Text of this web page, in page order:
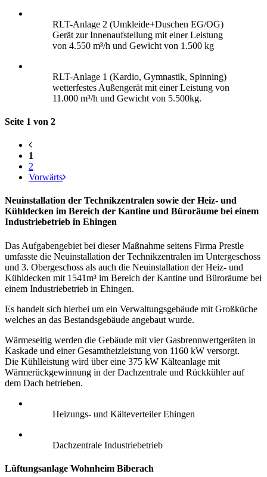
RLT-Anlage 2 (Umkleide+Duschen EG/OG)
Gerät zur Innenaufstellung mit einer Leistung
von 4.550 m³/h und Gewicht von 1.500 kg
RLT-Anlage 1 (Kardio, Gymnastik, Spinning)
wetterfestes Außengerät mit einer Leistung von
11.000 m³/h und Gewicht von 5.500kg.
Seite 1 von 2
1
2
Vorwärts
Neuinstallation der Technikzentralen sowie der Heiz- und
Kühldecken im Bereich der Kantine und Büroräume bei einem
Industriebetrieb in Ehingen
Das Aufgabengebiet bei dieser Maßnahme seitens Firma Prestle
umfasste die Neuinstallation der Technikzentralen im Untergeschoss
und 3. Obergeschoss als auch die Neuinstallation der Heiz- und
Kühldecken mit 1541m³ im Bereich der Kantine und Büroräume bei
einem Industriebetrieb in Ehingen.
Es handelt sich hierbei um ein Verwaltungsgebäude mit Großküche
welches an das Bestandsgebäude angebaut wurde.
Wärmeseitig werden die Gebäude mit vier Gasbrennwertgeräten in
Kaskade und einer Gesamtheizleistung von 1160 kW versorgt.
Die Kühlleistung wird über eine 375 kW Kälteanlage mit
Wärmerückgewinnung in der Dachzentrale und Rückkühler auf
dem Dach betrieben.
Heizungs- und Kälteverteiler Ehingen
Dachzentrale Industriebetrieb
Lüftungsanlage Wohnheim Biberach